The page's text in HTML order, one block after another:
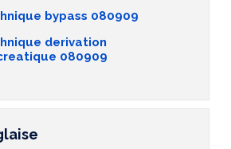
bypass 080909
derivation
080909